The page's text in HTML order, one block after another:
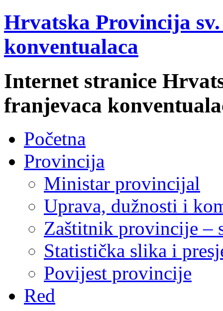
Hrvatska Provincija
konventualaca
Internet stranice
franjevaca
Početna
Provincija
Ministar provincijal
Uprava, dužnosti i
Zaštitnik provincije –
Statistička slika i
Povijest provincije
Red